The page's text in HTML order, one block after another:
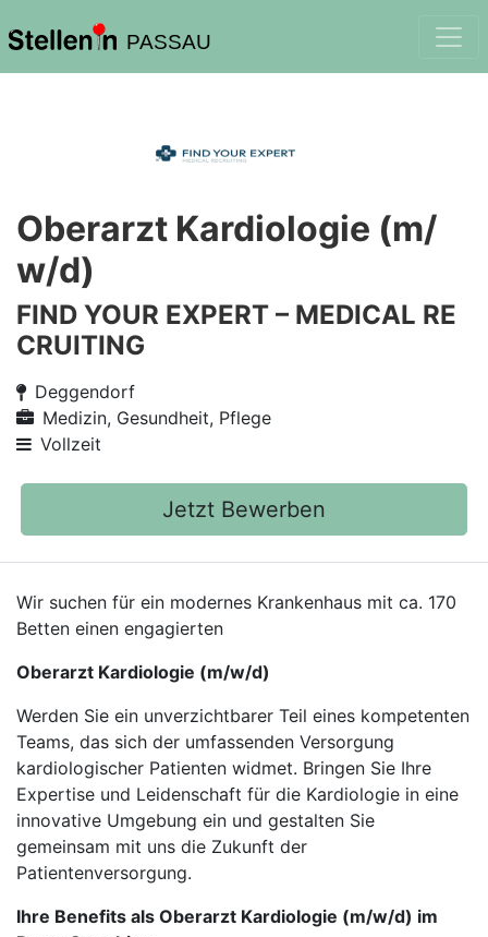
PASSAU
Oberarzt Kardiologie (m/
w/d)
FIND YOUR EXPERT – MEDICAL RE
CRUITING
Deggendorf
Medizin, Gesundheit, Pflege
Vollzeit
Jetzt Bewerben
Wir suchen für ein modernes Krankenhaus mit ca. 170
Betten einen engagierten
Oberarzt Kardiologie (m/w/d)
Werden Sie ein unverzichtbarer Teil eines kompetenten
Teams, das sich der umfassenden Versorgung
kardiologischer Patienten widmet. Bringen Sie Ihre
Expertise und Leidenschaft für die Kardiologie in eine
innovative Umgebung ein und gestalten Sie
gemeinsam mit uns die Zukunft der
Patientenversorgung.
Ihre Benefits als Oberarzt Kardiologie (m/w/d) im